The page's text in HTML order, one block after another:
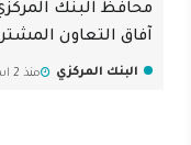
محافظ البنك
آفاق التعاون
البنك المركزي منذ 2 اسبوع